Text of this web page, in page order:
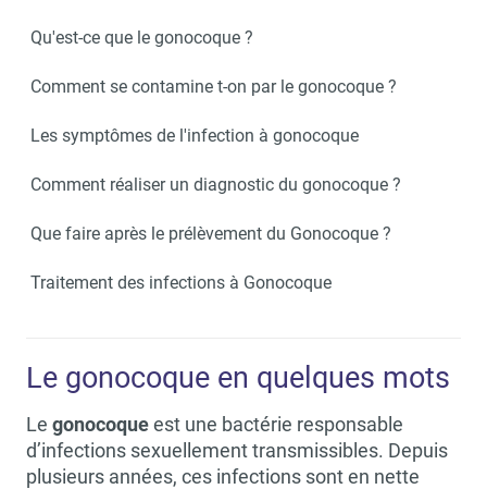
Qu'est-ce que le gonocoque ?
Comment se contamine t-on par le gonocoque ?
Les symptômes de l'infection à gonocoque
Comment réaliser un diagnostic du gonocoque ?
Que faire après le prélèvement du Gonocoque ?
Traitement des infections à Gonocoque
Le gonocoque en quelques mots
Le gonocoqueest une bactérie responsable
d’infections sexuellement transmissibles. Depuis
plusieurs années, ces infections sont en nette